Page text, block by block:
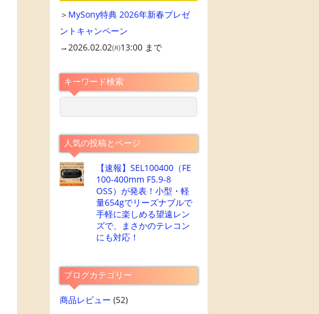
＞ MySony特典 2026年新春プレゼ
ントキャンペーン
→2026.02.02㈪13:00 まで
キーワード検索
人気の投稿とページ
【速報】SEL100400（FE
100-400mm F5.9-8
OSS）が発表！小型・軽
量654gでリーズナブルで
手軽に楽しめる望遠レン
ズで、まさかのテレコン
にも対応！
ブログカテゴリー
商品レビュー (52)